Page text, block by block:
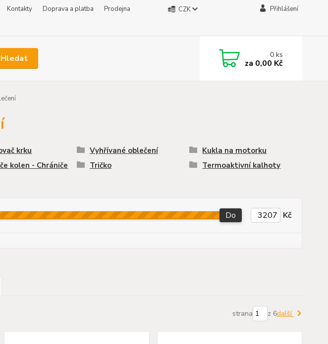
Kontakty Doprava a platba
Prodejna
CZK Přihlášení
Hledat 0ks
za 0,00 Kč
krku Vyhřívané oblečení
Kukla na motorku
kolen - Chrániče
Tričko Termoaktivní kalhoty
Do Kč
strana z 6další